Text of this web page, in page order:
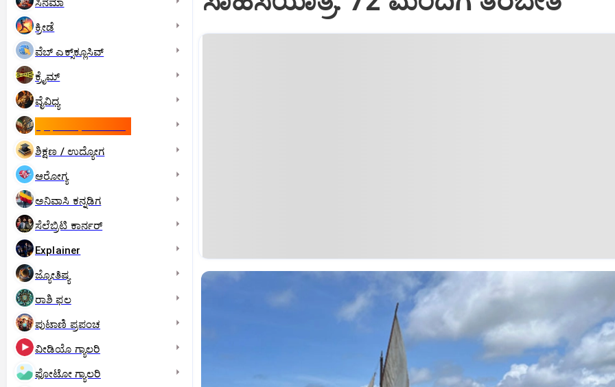
ಕ್ರೀಡೆ
ವೆಬ್ ಎಕ್ಸ್‌ಕ್ಲೂಸಿವ್
ಕ್ರೈಮ್
ವೈವಿಧ್ಯ
ಶಿಕ್ಷಣ / ಉದ್ಯೋಗ
ಆರೋಗ್ಯ
ಅನಿವಾಸಿ ಕನ್ನಡಿಗ
ಸೆಲೆಬ್ರಿಟಿ ಕಾರ್ನರ್‌
Explainer
ಜ್ಯೋತಿಷ್ಯ
ರಾಶಿ ಫಲ
ಪುಟಾಣಿ ಪ್ರಪಂಚ
ವೀಡಿಯೊ ಗ್ಯಾಲರಿ
ಫೋಟೋ ಗ್ಯಾಲರಿ